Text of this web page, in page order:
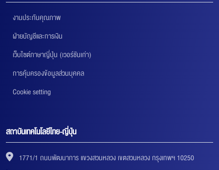
งานประกันคุณภาพ
ฝ่ายบัญชีและการเงิน
เว็บไซต์ภาษาญี่ปุ่น (เวอร์ชันเก่า)
การคุ้มครองข้อมูลส่วนบุคคล
Cookie setting
สถาบันเทคโนโลยีไทย-ญี่ปุ่น
1771/1 ถนนพัฒนาการ แขวงสวนหลวง เขตสวนหลวง กรุงเทพฯ 10250